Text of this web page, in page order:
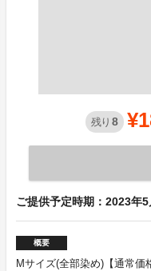
残り 8
ご提供予定時期：2023年
概要
Mサイズ(全部染め)【通常